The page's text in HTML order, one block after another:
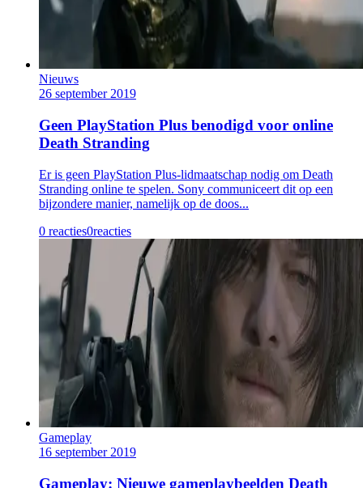
Nieuws
26 september 2019
Geen PlayStation Plus benodigd voor online
Death Stranding
Er is geen PlayStation Plus-lidmaatschap nodig om Death
Stranding online te spelen. Sony communiceert dit op een
bijzondere manier, namelijk op de doos...
0 reacties0reacties
Gameplay
16 september 2019
Gameplay: Nieuwe gameplaybeelden Death